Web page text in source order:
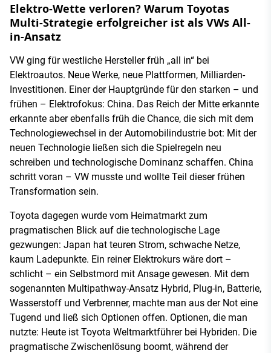
Elektro-Wette verloren? Warum Toyotas
Multi-Strategie erfolgreicher ist als VWs All-
in-Ansatz
VW ging für westliche Hersteller früh „all in“ bei
Elektroautos. Neue Werke, neue Plattformen, Milliarden-
Investitionen. Einer der Hauptgründe für den starken – und
frühen – Elektrofokus: China. Das Reich der Mitte erkannte
erkannte aber ebenfalls früh die Chance, die sich mit dem
Technologiewechsel in der Automobilindustrie bot: Mit der
neuen Technologie ließen sich die Spielregeln neu
schreiben und technologische Dominanz schaffen. China
schritt voran – VW musste und wollte Teil dieser frühen
Transformation sein.
Toyota dagegen wurde vom Heimatmarkt zum
pragmatischen Blick auf die technologische Lage
gezwungen: Japan hat teuren Strom, schwache Netze,
kaum Ladepunkte. Ein reiner Elektrokurs wäre dort –
schlicht – ein Selbstmord mit Ansage gewesen. Mit dem
sogenannten Multipathway-Ansatz Hybrid, Plug-in, Batterie,
Wasserstoff und Verbrenner, machte man aus der Not eine
Tugend und ließ sich Optionen offen. Optionen, die man
nutzte: Heute ist Toyota Weltmarktführer bei Hybriden. Die
pragmatische Zwischenlösung boomt, während der